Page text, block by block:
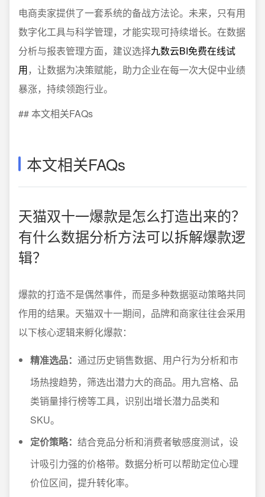
电商卖家提供了一套系统的备战方法论。未来，只有用
数字化工具与科学管理，才能实现可持续增长。在数据
分析与报表管理方面，建议选择九数云BI免费在线试
用，让数据为决策赋能，助力企业在每一次大促中业绩
暴涨，持续领跑行业。
## 本文相关FAQs
本文相关FAQs
天猫双十一爆款是怎么打造出来的？
有什么数据分析方法可以拆解爆款逻
辑？
爆款的打造不是偶然事件，而是多种数据驱动策略共同
作用的结果。天猫双十一期间，品牌和商家往往会采用
以下核心逻辑来孵化爆款：
精准选品： 通过历史销售数据、用户行为分析和市
场热搜趋势，筛选出潜力大的商品。用九宫格、品
类销量排行榜等工具，识别出增长潜力品类和
SKU。
定价策略： 结合竞品分析和消费者敏感度测试，设
计吸引力强的价格带。数据分析可以帮助定位心理
价位区间，提升转化率。